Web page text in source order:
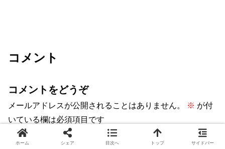
コメント
コメントをどうぞ
メールアドレスが公開されることはありません。 ※ が付
いている欄は必須項目です
コメント
ホーム シェア 目次へ トップ サイドバー